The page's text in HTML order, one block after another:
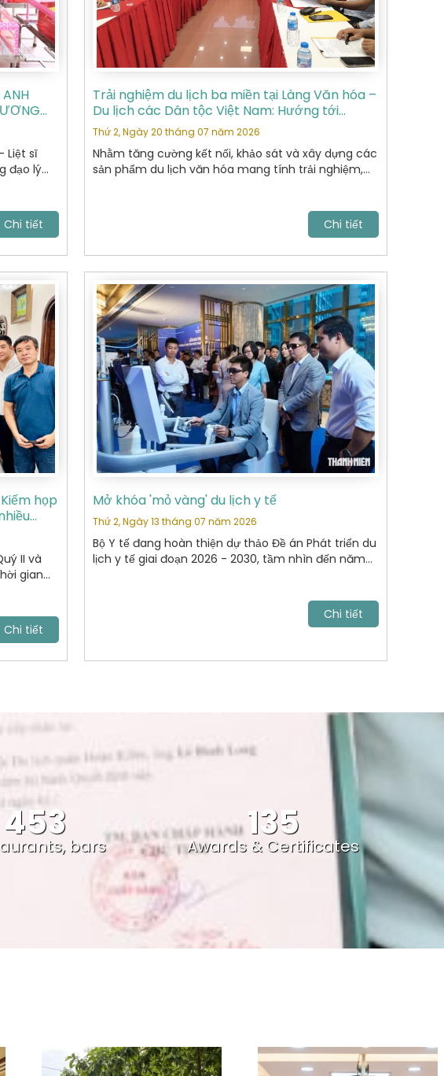
Liệt sĩ
đạo lý
Liệt
nơi yên
Chi tiết
Trải nghiệm du lịch ba miền tại Làng Văn hóa –
Du lịch các Dân tộc Việt Nam: Hướng tới
những sản phẩm du lịch văn hóa đặc sắc
Thứ 2, Ngày 20 tháng 07 năm 2026
Nhằm tăng cường kết nối, khảo sát và xây dựng các
sản phẩm du lịch văn hóa mang tính trải nghiệm,
các Dân tộc Việt Nam do Sở Du lịch tổ chức.Chi tiết
họp
II và
gian
đại
Chi tiết
Mở khóa 'mỏ vàng' du lịch y tế
Thứ 2, Ngày 13 tháng 07 năm 2026
Bộ Y tế đang hoàn thiện dự thảo Đề án Phát triển du
lịch y tế giai đoạn 2026 - 2030, tầm nhìn đến năm
vực Đông Nam Á và vươn lên nhóm dẫn đầu châu
Chi tiết
453
bars
135
Awards & Certificates